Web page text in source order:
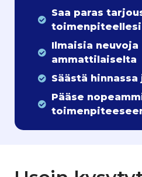
Saa paras
toimenpiteellesi
Ilmaisia neuvoja
ammattilaiselta
Säästä hinnassa
Pääse